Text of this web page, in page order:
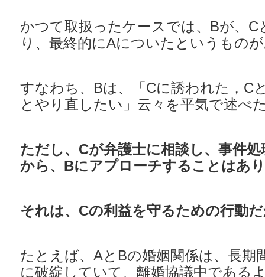
かつて取扱ったケースでは、Bが、C
り、最終的にAについたというもの
すなわち、Bは、「Cに誘われた，C
とやり直したい」云々を平気で述べ
ただし、Cが弁護士に相談し、事件
から、Bにアプローチすることはあ
それは、Cの利益を守るための行動
たとえば、AとBの婚姻関係は、長期
に破綻していて、離婚協議中である